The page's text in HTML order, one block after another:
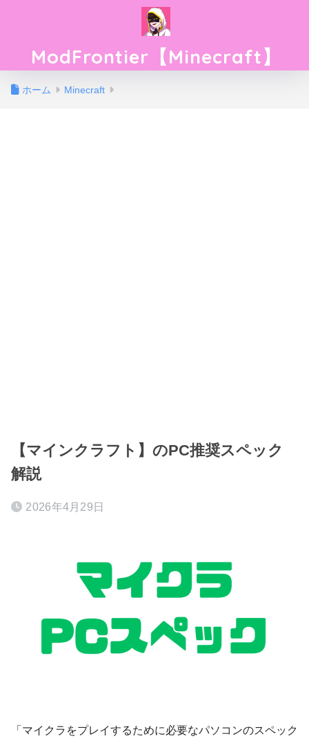
ModFrontier【Minecraft】
ホーム Minecraft
【マインクラフト】のPC推奨スペック
解説
2026年4月29日
「マイクラをプレイするために必要なパソコンのスペック